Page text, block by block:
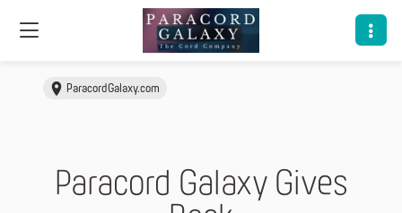
ParacordGalaxy.com
Paracord Galaxy Gives